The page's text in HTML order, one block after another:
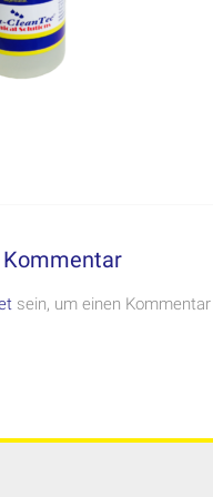
sein, um einen